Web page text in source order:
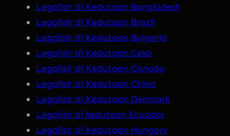
Legalisir di Kedutaan Bangladesh
Legalisir di Kedutaan Brazil
Legalisir di Kedutaan Bulgaria
Legalisir di Kedutaan Ceko
Legalisir di Kedutaan Canada
Legalisir di Kedutaan China
Legalisir di Kedutaan Denmark
Legalisir di kedutaan Ecuador
Legalisir di Kedutaan Hungary